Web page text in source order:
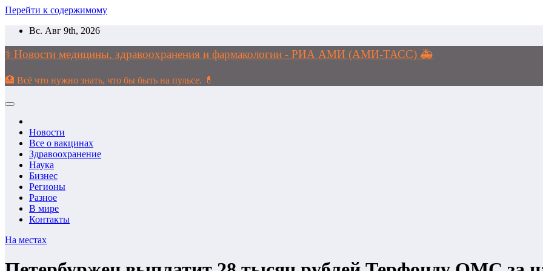
Перейти к содержимому
Вс. Авг 9th, 2026
⚕️ Новости медицины, здравоохранения и фармакологии - РИА АМИ (АМИ-ТАСС) 🚑
🏥 Всё что нужно знать, что бы быть на пульсе. 💊
Новости
Все о вакцинах
Здравоохранение
Наука
Бизнес
Регионы
Разное
В мире
Контакты
На местах